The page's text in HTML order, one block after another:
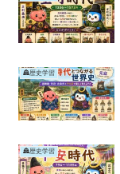
🏯歴史学習
🏯歴史学習